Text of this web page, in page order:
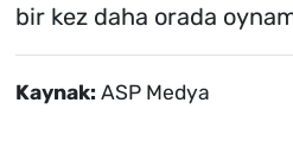
bir kez daha orada
Kaynak: ASP Medya